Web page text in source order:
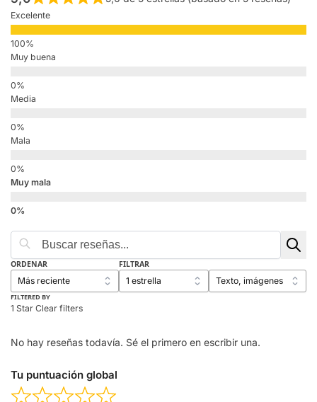
Excelente
Muy buena
Media
Mala
Muy mala
ORDENAR FILTRAR
FILTERED BY
1 Star Clear filters
No hay reseñas todavía. Sé el primero en escribir una.
Tu puntuación global